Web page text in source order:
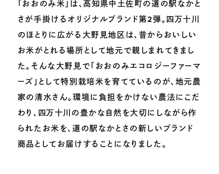
「おおのみ米」は、高知県中土佐町の道の駅なかと
さが手掛けるオリジナルブランド第2弾。四万十川
のほとりに広がる大野見地区は、昔からおいしい
お米がとれる場所として地元で親しまれてきまし
た。そんな大野見で「おおのみエコロジーファーマ
ーズ」として特別栽培米を育てているのが、地元農
家の清水さん。環境に負担をかけない農法にこだ
わり、四万十川の豊かな自然を大切にしながら作
られたお米を、道の駅なかとさの新しいブランド
商品としてお届けすることになりました。